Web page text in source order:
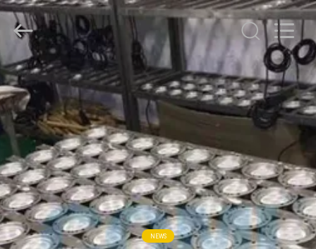
घर
उत्पादों
हमारे
बारे
में
-
2026
COMI
LIGHTING
LIMITED.
Rights
Reserved.
NEWS